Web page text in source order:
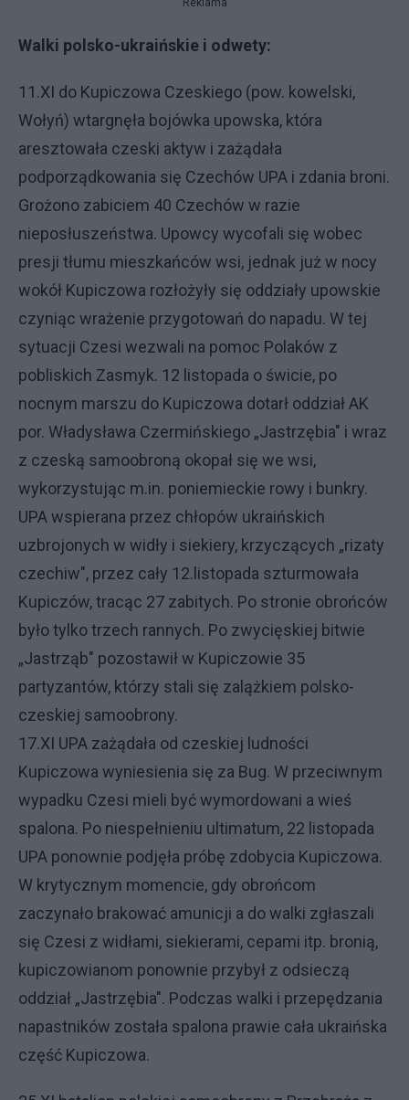
Walki polsko-ukraińskie i odwety:
11.XI do Kupiczowa Czeskiego (pow. kowelski,
Wołyń) wtargnęła bojówka upowska, która
aresztowała czeski aktyw i zażądała
podporządkowania się Czechów UPA i zdania broni.
Grożono zabiciem 40 Czechów w razie
nieposłuszeństwa. Upowcy wycofali się wobec
presji tłumu mieszkańców wsi, jednak już w nocy
wokół Kupiczowa rozłożyły się oddziały upowskie
czyniąc wrażenie przygotowań do napadu. W tej
sytuacji Czesi wezwali na pomoc Polaków z
pobliskich Zasmyk. 12 listopada o świcie, po
nocnym marszu do Kupiczowa dotarł oddział AK
por. Władysława Czermińskiego „Jastrzębia" i wraz
z czeską samoobroną okopał się we wsi,
wykorzystując m.in. poniemieckie rowy i bunkry.
UPA wspierana przez chłopów ukraińskich
uzbrojonych w widły i siekiery, krzyczących „rizaty
czechiw", przez cały 12.listopada szturmowała
Kupiczów, tracąc 27 zabitych. Po stronie obrońców
było tylko trzech rannych. Po zwycięskiej bitwie
„Jastrząb" pozostawił w Kupiczowie 35
partyzantów, którzy stali się zalążkiem polsko-
czeskiej samoobrony.
17.XI UPA zażądała od czeskiej ludności
Kupiczowa wyniesienia się za Bug. W przeciwnym
wypadku Czesi mieli być wymordowani a wieś
spalona. Po niespełnieniu ultimatum, 22 listopada
UPA ponownie podjęła próbę zdobycia Kupiczowa.
W krytycznym momencie, gdy obrońcom
zaczynało brakować amunicji a do walki zgłaszali
się Czesi z widłami, siekierami, cepami itp. bronią,
kupiczowianom ponownie przybył z odsieczą
oddział „Jastrzębia". Podczas walki i przepędzania
napastników została spalona prawie cała ukraińska
część Kupiczowa.